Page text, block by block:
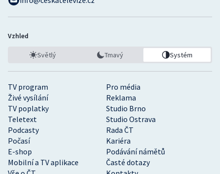
Plavání
Plážový volejbal
Rychlobruslení
Rychlostní kanoistika
Short track
Sportovní střelba
TV program
Pro média
Živé vysílání
Reklama
TV poplatky
Studio Brno
Teletext
Studio Ostrava
Podcasty
Rada ČT
Počasí
Kariéra
E-shop
Podávání námětů
Mobilní a TV aplikace
Časté dotazy
Vzhled
Světlý Tmavý Systém